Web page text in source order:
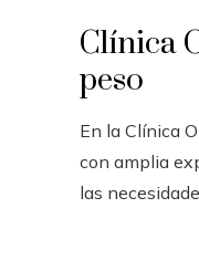
Clínica
peso
En la Clínica
con amplia
las